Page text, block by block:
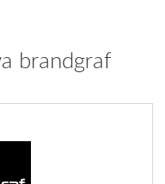
brandgraf